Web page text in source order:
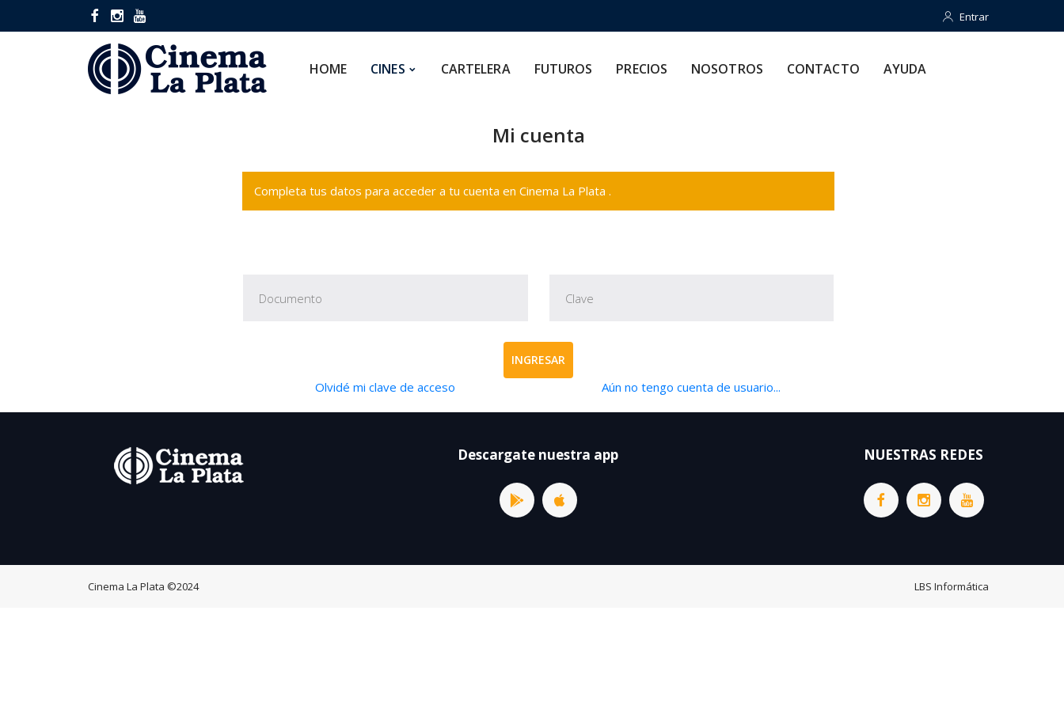
Entrar
Entrar
HOME CINES CARTELERA FUTUROS PRECIOS NOSOTROS CONTACTO AYUDA
Mi cuenta
Completa tus datos para acceder a tu cuenta en Cinema La Plata .
INGRESAR
Olvidé mi clave de acceso Aún no tengo cuenta de usuario...
Descargate nuestra app NUESTRAS REDES
Cinema La Plata ©2024 LBS Informática